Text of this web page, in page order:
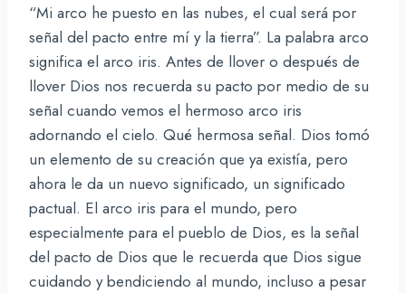
“Mi arco he puesto en las nubes, el cual será por
señal del pacto entre mí y la tierra”. La palabra arco
significa el arco iris. Antes de llover o después de
llover Dios nos recuerda su pacto por medio de su
señal cuando vemos el hermoso arco iris
adornando el cielo. Qué hermosa señal. Dios tomó
un elemento de su creación que ya existía, pero
ahora le da un nuevo significado, un significado
pactual. El arco iris para el mundo, pero
especialmente para el pueblo de Dios, es la señal
del pacto de Dios que le recuerda que Dios sigue
cuidando y bendiciendo al mundo, incluso a pesar